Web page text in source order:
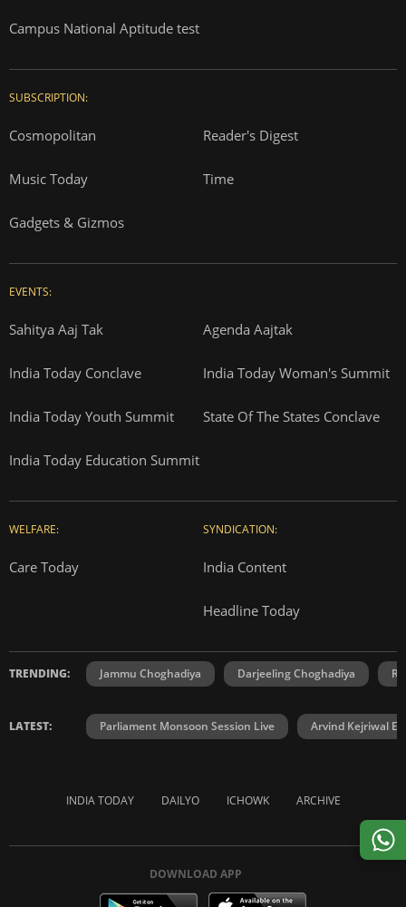
Campus National Aptitude test
SUBSCRIPTION:
Cosmopolitan Reader's Digest
Music Today Time
Gadgets & Gizmos
EVENTS:
Sahitya Aaj Tak Agenda Aajtak
India Today Conclave India Today Woman's Summit
India Today Youth Summit State Of The States Conclave
India Today Education Summit
WELFARE:
Care Today
SYNDICATION:
India Content
Headline Today
TRENDING: Jammu Choghadiya Darjeeling Choghadiya
LATEST: Parliament Monsoon Session Live Arvind Kejriwal
INDIA TODAY DAILYO ICHOWK ARCHIVE
DOWNLOAD APP